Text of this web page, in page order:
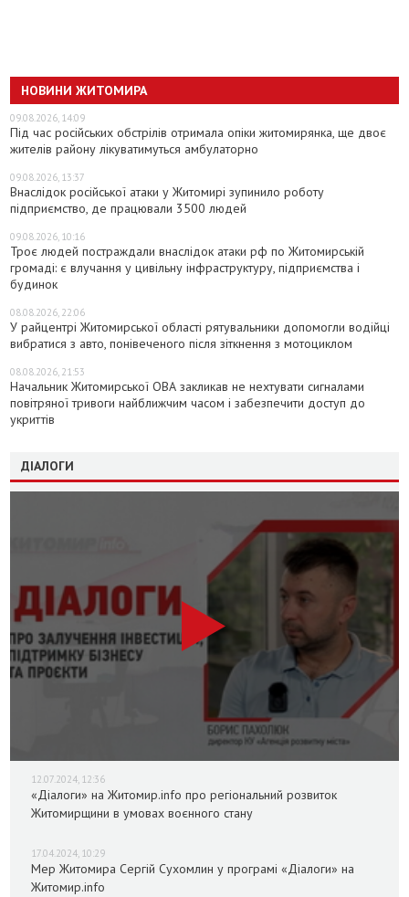
НОВИНИ ЖИТОМИРА
09.08.2026, 14:09
Під час російських обстрілів отримала опіки житомирянка, ще двоє
жителів району лікуватимуться амбулаторно
09.08.2026, 13:37
Внаслідок російської атаки у Житомирі зупинило роботу
підприємство, де працювали 3500 людей
09.08.2026, 10:16
Троє людей постраждали внаслідок атаки рф по Житомирській
громаді: є влучання у цивільну інфраструктуру, підприємства і
будинок
08.08.2026, 22:06
У райцентрі Житомирської області рятувальники допомогли водійці
вибратися з авто, понівеченого після зіткнення з мотоциклом
08.08.2026, 21:53
Начальник Житомирської ОВА закликав не нехтувати сигналами
повітряної тривоги найближчим часом і забезпечити доступ до
укриттів
ДІАЛОГИ
12.07.2024, 12:36
«Діалоги» на Житомир.info про регіональний розвиток
Житомирщини в умовах воєнного стану
17.04.2024, 10:29
Мер Житомира Сергій Сухомлин у програмі «Діалоги» на
Житомир.info